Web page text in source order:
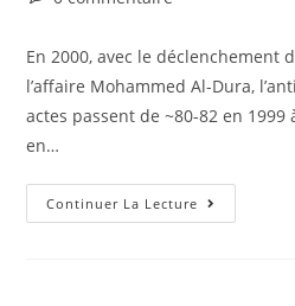
En 2000, avec le déclenchement
l’affaire Mohammed Al-Dura,
actes passent de ~80-82 en 1999
en…
Continuer La Lecture